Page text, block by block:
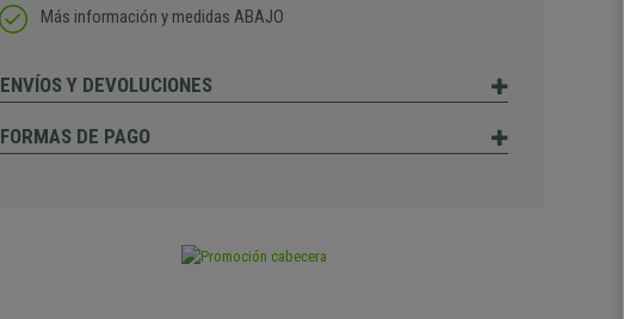
Más información y medidas ABAJO
ENVÍOS Y DEVOLUCIONES
FORMAS DE PAGO